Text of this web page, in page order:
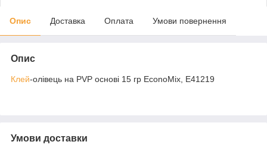
Опис Доставка Оплата Умови повернення
Опис
Клей-олівець на PVP основі 15 гр EconoMix, Е41219
Умови доставки